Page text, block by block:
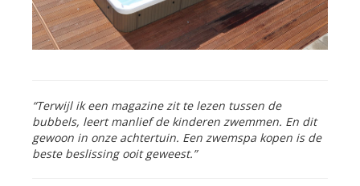
“Terwijl ik een magazine zit te lezen tussen de
bubbels, leert manlief de kinderen zwemmen. En dit
gewoon in onze achtertuin. Een zwemspa kopen is de
beste beslissing ooit geweest.”